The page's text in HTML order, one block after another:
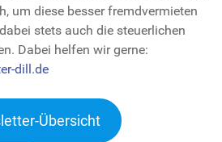
um diese besser fremdvermieten
stets auch die steuerlichen
Dabei helfen wir gerne:
dill.de
Übersicht